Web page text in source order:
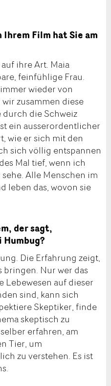
Film hat Sie am
ihre Art. Maia
feinfühlige Frau.
wieder von
zusammen diese
die Schweiz
ein ausserordentlicher
wie er sich mit den
sich völlig entspannen
Mal tief, wenn ich
Alle Menschen im
leben das, wovon sie
der sagt,
Die Erfahrung zeigt,
bringen. Nur wer das
Lebewesen auf dieser
sind, kann sich
Skeptiker, finde
skeptisch zu
erfahren, am
Tier, um
zu verstehen. Es ist